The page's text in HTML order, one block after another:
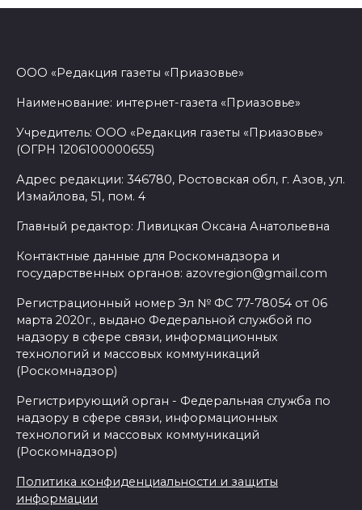
ООО «Редакция газеты «Приазовье»
Наименование: интернет-газета «Приазовье»
Учредитель: ООО «Редакция газеты «Приазовье»
(ОГРН 1206100000655)
Адрес редакции: 346780, Ростовская обл, г. Азов, ул.
Измайлова, 51, пом. 4
Главный редактор: Ливицкая Оксана Анатольевна
Контактные данные для Роскомнадзора и
государственных органов: azovregion@gmail.com
Регистрационный номер Эл № ФС 77-78054 от 06
марта 2020г., выдано Федеральной службой по
надзору в сфере связи, информационных
технологий и массовых коммуникаций
(Роскомнадзор)
Регистрирующий орган - Федеральная служба по
надзору в сфере связи, информационных
технологий и массовых коммуникаций
(Роскомнадзор)
Политика конфиденциальности и защиты
информации